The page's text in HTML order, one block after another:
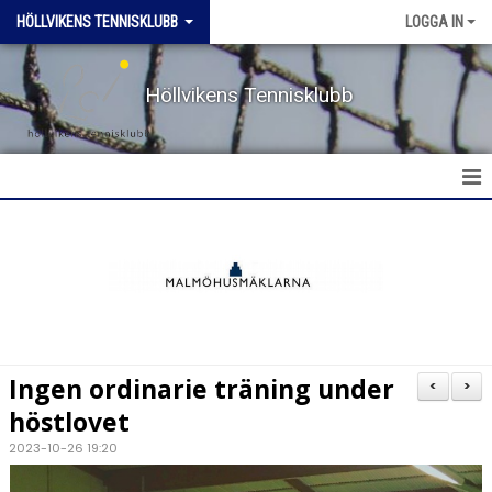
HÖLLVIKENS TENNISKLUBB LOGGA IN
Höllvikens Tennisklubb
TERMINSTRÄNING HT & VT
TRÄNING SOMMAR
>
<
Ingen ordinarie träning under
höstlovet
2023-10-26 19:20